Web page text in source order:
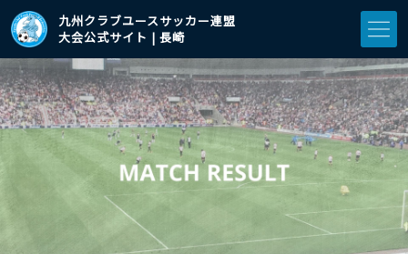
九州クラブユースサッカー連盟
大会公式サイト | 長崎